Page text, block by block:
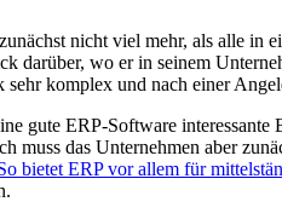
nicht viel mehr, als alle in
darüber, wo er in seinem
komplex und nach einer
gute ERP-Software
muss das Unternehmen aber
bietet ERP vor allem für